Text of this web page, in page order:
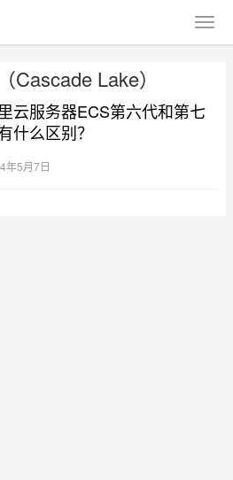
Cascade Lake）
云服务器ECS第六代和第七
什么区别？
年5月7日